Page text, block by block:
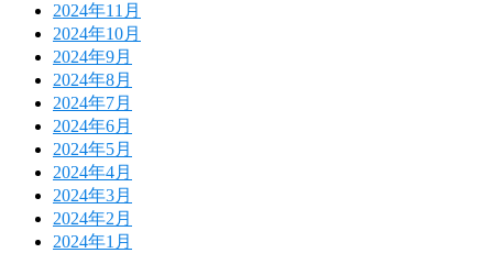
2024年11月
2024年10月
2024年9月
2024年8月
2024年7月
2024年6月
2024年5月
2024年4月
2024年3月
2024年2月
2024年1月